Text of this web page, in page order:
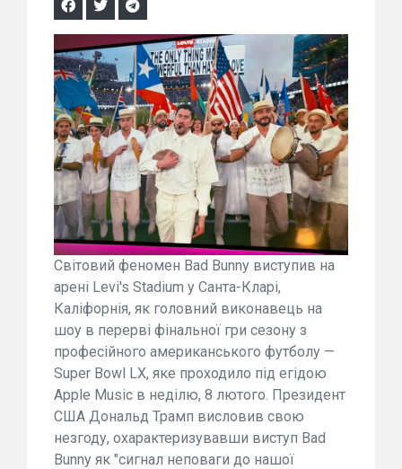
Світовий феномен Bad Bunny виступив на
арені Levi's Stadium у Санта-Кларі,
Каліфорнія, як головний виконавець на
шоу в перерві фінальної гри сезону з
професійного американського футболу —
Super Bowl LX, яке проходило під егідою
Apple Music в неділю, 8 лютого. Президент
США Дональд Трамп висловив свою
незгоду, охарактеризувавши виступ Bad
Bunny як "сигнал неповаги до нашої